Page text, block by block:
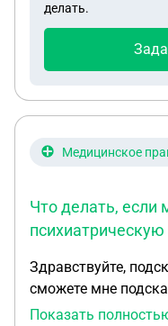
делать.
Медицинское
Что делать, если
Здравствуйте,
сможете мне
моей дочери
Показать